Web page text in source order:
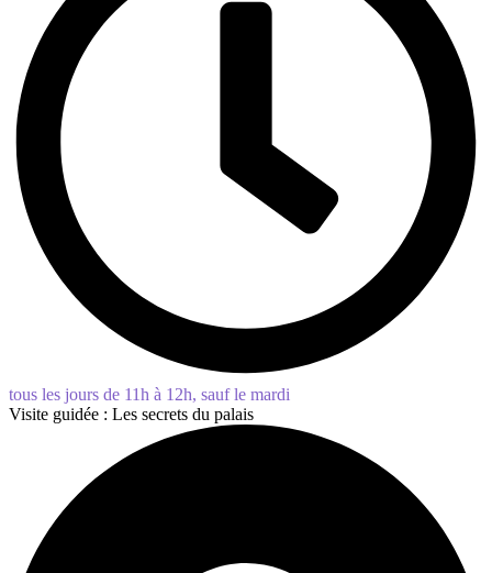
tous les jours de 11h à 12h, sauf le mardi
Visite guidée : Les secrets du palais